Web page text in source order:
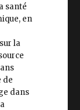
santé
en
la
de
dans